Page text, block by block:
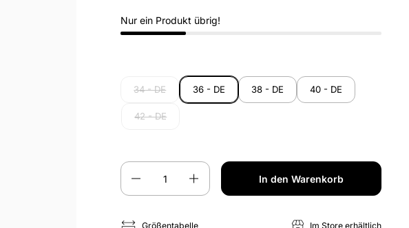
Nur ein Produkt übrig!
34 - DE 36 - DE 38 - DE 40 - DE
42 - DE
Anzahl
In den Warenkorb
Größentabelle Im Store erhältlich